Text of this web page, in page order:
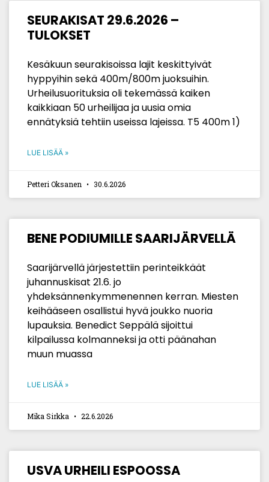
SEURAKISAT 29.6.2026 –
TULOKSET
Kesäkuun seurakisoissa lajit keskittyivät
hyppyihin sekä 400m/800m juoksuihin.
Urheilusuorituksia oli tekemässä kaiken
kaikkiaan 50 urheilijaa ja uusia omia
ennätyksiä tehtiin useissa lajeissa. T5 400m 1)
LUE LISÄÄ »
Petteri Oksanen 30.6.2026
BENE PODIUMILLE SAARIJÄRVELLÄ
Saarijärvellä järjestettiin perinteikkäät
juhannuskisat 21.6. jo
yhdeksännenkymmenennen kerran. Miesten
keihääseen osallistui hyvä joukko nuoria
lupauksia. Benedict Seppälä sijoittui
kilpailussa kolmanneksi ja otti päänahan
muun muassa
LUE LISÄÄ »
Mika Sirkka 22.6.2026
USVA URHEILI ESPOOSSA